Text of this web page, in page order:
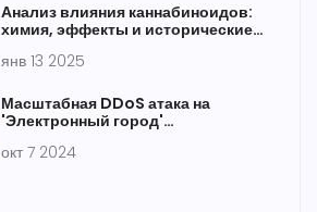
Анализ влияния каннабиноидов:
химия, эффекты и исторические
янв 13 2025
Масштабная DDoS атака на
'Электронный город'
Новосибирске
окт 7 2024